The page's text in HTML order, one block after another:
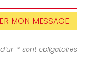
MON MESSAGE
* sont obligatoires